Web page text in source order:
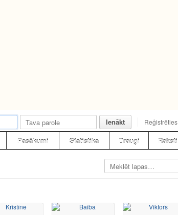
Ienākt Reģistrēties
Pasākumi Statistika Draugi Raksti